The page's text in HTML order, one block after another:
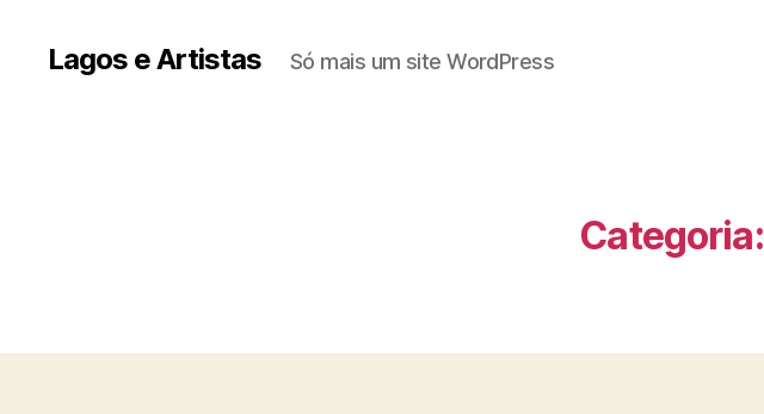
Lagos e Artistas Só mais um site WordPress
Categoria: